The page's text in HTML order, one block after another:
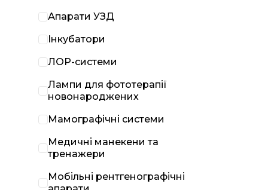
Апарати УЗД
Інкубатори
ЛОР-системи
Лампи для фототерапії
новонароджених
Мамографічні системи
Медичні манекени та
тренажери
Мобільні рентгенографічні